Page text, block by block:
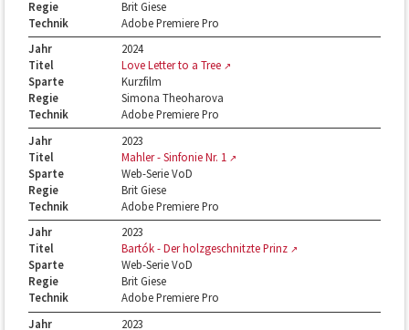
Regie
Brit Giese
Technik
Adobe Premiere Pro
Jahr
2024
Titel
Love Letter to a Tree
Sparte
Kurzfilm
Regie
Simona Theoharova
Technik
Adobe Premiere Pro
Jahr
2023
Titel
Mahler - Sinfonie Nr. 1
Sparte
Web-Serie VoD
Regie
Brit Giese
Technik
Adobe Premiere Pro
Jahr
2023
Titel
Bartók - Der holzgeschnitzte Prinz
Sparte
Web-Serie VoD
Regie
Brit Giese
Technik
Adobe Premiere Pro
Jahr
2023